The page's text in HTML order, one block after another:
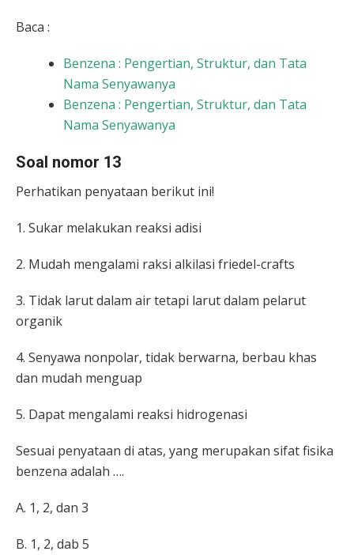
Baca :
Benzena : Pengertian, Struktur, dan Tata
Nama Senyawanya
Benzena : Pengertian, Struktur, dan Tata
Nama Senyawanya
Soal nomor 13
Perhatikan penyataan berikut ini!
1. Sukar melakukan reaksi adisi
2. Mudah mengalami raksi alkilasi friedel-crafts
3. Tidak larut dalam air tetapi larut dalam pelarut
organik
4. Senyawa nonpolar, tidak berwarna, berbau khas
dan mudah menguap
5. Dapat mengalami reaksi hidrogenasi
Sesuai penyataan di atas, yang merupakan sifat fisika
benzena adalah ….
A. 1, 2, dan 3
B. 1, 2, dab 5